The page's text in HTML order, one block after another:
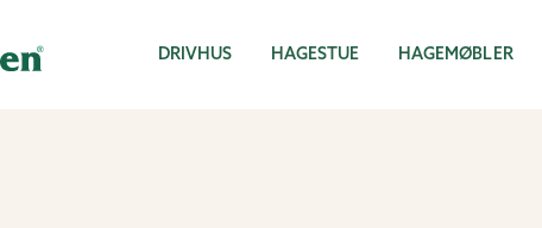
DRIVHUS HAGESTUE HAGEMØBLER